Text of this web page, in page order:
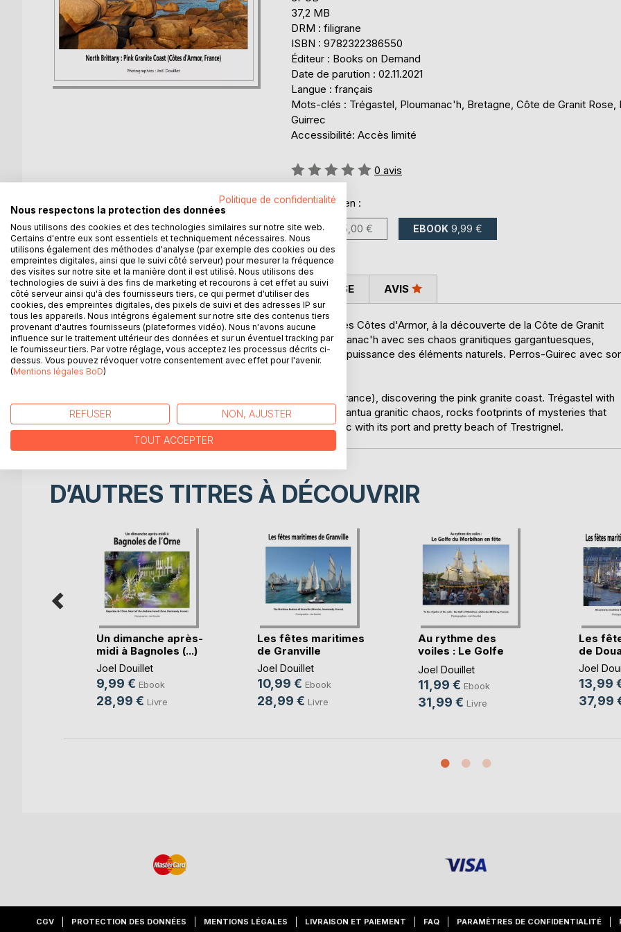
37,2 MB
DRM : filigrane
ISBN : 9782322386550
Éditeur : Books on Demand
Date de parution : 02.11.2021
Langue : français
Mots-clés : Trégastel, Ploumanac'h, Bretagne, Côte de Granit Rose,
Guirrec
Accessibilité: Accès limité
Évaluation:
0%
0 avis
Disponible en :
LIVRE 25,00 € EBOOK 9,99 €
DESCRIPTION
Une balade estivale sur le littoral du Nord Bretagne dans les Côtes d'Armor, à la découverte de la Côte de Granit
Rose. Trégastel avec son Île Rénote très plaisante, Ploumanac'h avec ses chaos granitiques gargantuesques,
roches empreintes de mystères qui nous font ressentir la puissance des éléments naturels. Perros-Guirec avec
port et sa jolie plage de Trestrignel.
A summer walk on North Brittany coast (Côtes d'Armor, France), discovering the pink granite coast. Trégastel with
its very pleasant Rénote island. Ploumanac'h with his gargantua granitic chaos, rocks footprints of mysteries that
make us feel the power of natural elements. Perros-Guirec with its port and pretty beach of Trestrignel.
AUTEUR(S) CRITIQUES PRESSE AVIS
D’AUTRES TITRES À DÉCOUVRIR
Un dimanche après-
midi à Bagnoles (...)
Joel Douillet
9,99 € Ebook
28,99 € Livre
Les fêtes maritimes
de Granville
Joel Douillet
10,99 € Ebook
28,99 € Livre
Au rythme des
voiles : Le Golfe
du(...)
Joel Douillet
11,99 € Ebook
31,99 € Livre
Les
de
Joel
13,99
37,99
CGV PROTECTION DES DONNÉES MENTIONS LÉGALES LIVRAISON ET PAIEMENT FAQ PARAMÈTRES DE CONFIDENTIALITÉ
Politique de confidentialité
Nous respectons la protection des données
Nous utilisons des cookies et des technologies similaires sur notre site web.
Certains d'entre eux sont essentiels et techniquement nécessaires. Nous
utilisons également des méthodes d'analyse (par exemple des cookies ou des
empreintes digitales, ainsi que le suivi côté serveur) pour mesurer la fréquence
des visites sur notre site et la manière dont il est utilisé. Nous utilisons des
technologies de suivi à des fins de marketing et recourons à cet effet au suivi
côté serveur ainsi qu'à des fournisseurs tiers, ce qui permet d'utiliser des
cookies, des empreintes digitales, des pixels de suivi et des adresses IP sur
tous les appareils. Nous intégrons également sur notre site des contenus tiers
provenant d'autres fournisseurs (plateformes vidéo). Nous n'avons aucune
influence sur le traitement ultérieur des données et sur un éventuel tracking par
le fournisseur tiers. Par votre réglage, vous acceptez les processus décrits ci-
dessus. Vous pouvez révoquer votre consentement avec effet pour l'avenir.
(Mentions légales BoD)
REFUSER NON, AJUSTER
TOUT ACCEPTER